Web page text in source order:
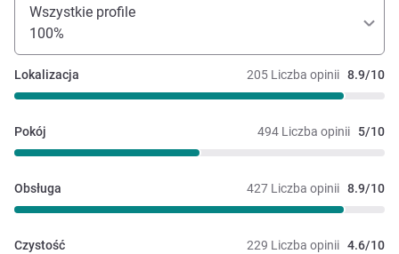
Wszystkie profile
100%
205 Liczba opinii 8.9/10
Lokalizacja
494 Liczba opinii 5/10
Pokój
427 Liczba opinii 8.9/10
Obsługa
229 Liczba opinii 4.6/10
Czystość